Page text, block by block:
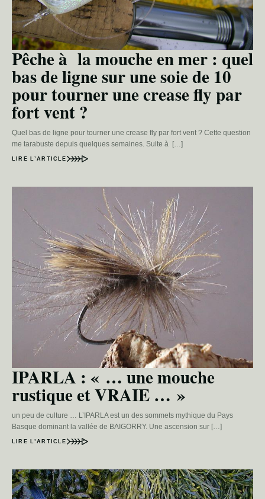
Pêche à la mouche en mer : quel
bas de ligne sur une soie de 10
pour tourner une crease fly par
fort vent ?
Quel bas de ligne pour tourner une crease fly par fort vent ? Cette question
me tarabuste depuis quelques semaines. Suite à […]
LIRE L’ARTICLE
IPARLA : « … une mouche
rustique et VRAIE … »
un peu de culture … L’IPARLA est un des sommets mythique du Pays
Basque dominant la vallée de BAIGORRY. Une ascension sur […]
LIRE L’ARTICLE